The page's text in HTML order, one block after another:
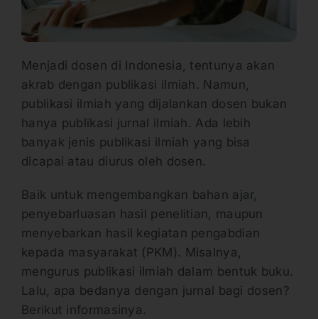
Menjadi dosen di Indonesia, tentunya akan
akrab dengan publikasi ilmiah. Namun,
publikasi ilmiah yang dijalankan dosen bukan
hanya publikasi jurnal ilmiah. Ada lebih
banyak jenis publikasi ilmiah yang bisa
dicapai atau diurus oleh dosen.
Baik untuk mengembangkan bahan ajar,
penyebarluasan hasil penelitian, maupun
menyebarkan hasil kegiatan pengabdian
kepada masyarakat (PKM). Misalnya,
mengurus publikasi ilmiah dalam bentuk buku.
Lalu, apa bedanya dengan jurnal bagi dosen?
Berikut informasinya.